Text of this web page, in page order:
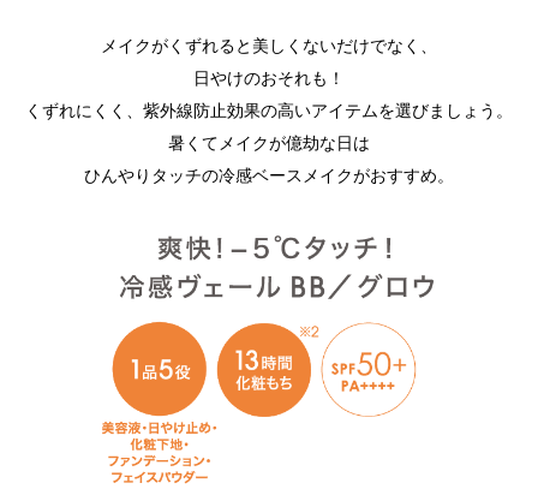
メイクがくずれると美しくないだけでなく、
日やけのおそれも！
くずれにくく、紫外線防止効果の高いアイテムを選びましょう。
暑くてメイクが億劫な日は
ひんやりタッチの冷感ベースメイクがおすすめ。